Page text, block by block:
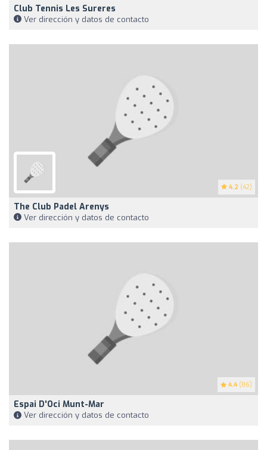
Club Tennis Les Sureres
Ver dirección y datos de contacto
4.2 (42)
The Club Padel Arenys
Ver dirección y datos de contacto
4.4 (86)
Espai D'Oci Munt-Mar
Ver dirección y datos de contacto